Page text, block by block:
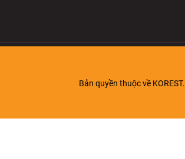
Bản quyền thuộc về KOREST.